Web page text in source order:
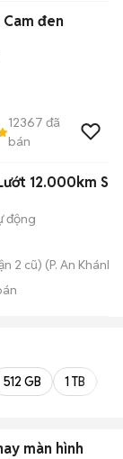
đen
12367 đã
bán
12.000km Siu
động
2 cũ) (P. An Khánh
512 GB 1 TB
màn hình